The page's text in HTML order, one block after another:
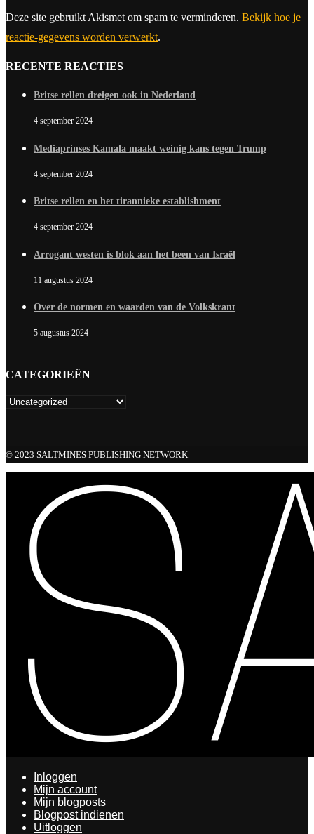
Deze site gebruikt Akismet om spam te verminderen. Bekijk hoe je
reactie-gegevens worden verwerkt.
RECENTE REACTIES
Britse rellen dreigen ook in Nederland
4 september 2024
Mediaprinses Kamala maakt weinig kans tegen Trump
4 september 2024
Britse rellen en het tirannieke establishment
4 september 2024
Arrogant westen is blok aan het been van Israël
11 augustus 2024
Over de normen en waarden van de Volkskrant
5 augustus 2024
CATEGORIEËN
© 2023 SALTMINES PUBLISHING NETWORK
Inloggen
Mijn account
Mijn blogposts
Blogpost indienen
Uitloggen